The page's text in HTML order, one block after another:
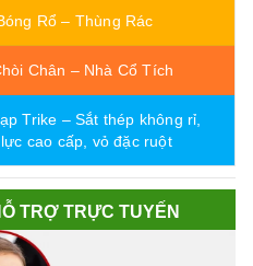
Rổ – Thùng Rác
Chân – Nhà Cổ Tích
Trike – Sắt thép không rỉ,
cao cấp, vỏ đặc ruột
TRỢ TRỰC TUYẾN